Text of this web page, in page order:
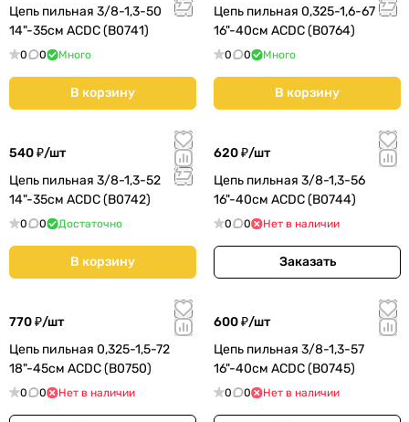
Цепь пильная 3/8-1,3-50
14"-35см ACDC (B0741)
0 0 Много
В корзину
Цепь пильная 0,325-1,6-67
16"-40см ACDC (B0764)
0 0 Много
В корзину
540 ₽/шт
Цепь пильная 3/8-1,3-52
14"-35см ACDC (B0742)
0 0 Достаточно
В корзину
620 ₽/шт
Цепь пильная 3/8-1,3-56
16"-40см ACDC (B0744)
0 0 Нет в наличии
Заказать
770 ₽/шт
Цепь пильная 0,325-1,5-72
18"-45см ACDC (B0750)
0 0 Нет в наличии
600 ₽/шт
Цепь пильная 3/8-1,3-57
16"-40см ACDC (B0745)
0 0 Нет в наличии